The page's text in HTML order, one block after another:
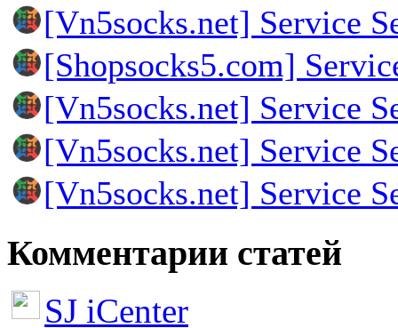
[Vn5socks.net] Service
[Shopsocks5.com]
[Vn5socks.net] Service
[Vn5socks.net] Service
[Vn5socks.net] Service
Комментарии статей
SJ iCenter